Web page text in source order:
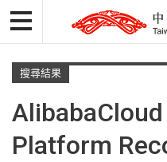
搜尋結果
Platform